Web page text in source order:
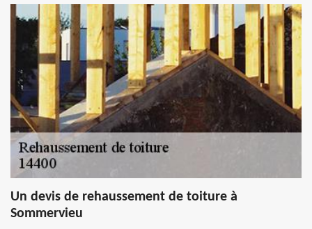
Un devis de rehaussement de toiture à
Sommervieu